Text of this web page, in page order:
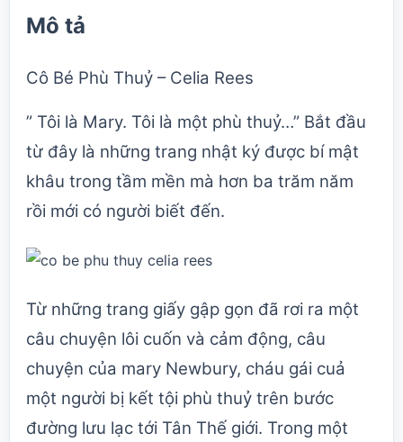
Mô tả
Cô Bé Phù Thuỷ – Celia Rees
” Tôi là Mary. Tôi là một phù thuỷ…” Bắt đầu
từ đây là những trang nhật ký được bí mật
khâu trong tầm mền mà hơn ba trăm năm
rồi mới có người biết đến.
Từ những trang giấy gập gọn đã rơi ra một
câu chuyện lôi cuốn và cảm động, câu
chuyện của mary Newbury, cháu gái cuả
một người bị kết tội phù thuỷ trên bước
đường lưu lạc tới Tân Thế giới. Trong một